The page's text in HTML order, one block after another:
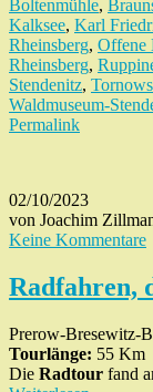
Boltenmühle,
Kalksee, Karl
Rheinsberg, Offene
Rheinsberg,
Stendenitz,
Waldmuseum-
Permalink
02/10/2023
von Joachim
Keine Kommentare
Radfahren,
Prerow-Bresewitz-
Tourlänge: 55 Km
Die Radtour fand